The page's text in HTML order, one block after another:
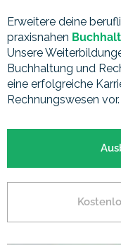
Erweitere deine
praxisnahen
Unsere
Buchhaltung und
eine erfolgreiche
Rechnungswesen vor.